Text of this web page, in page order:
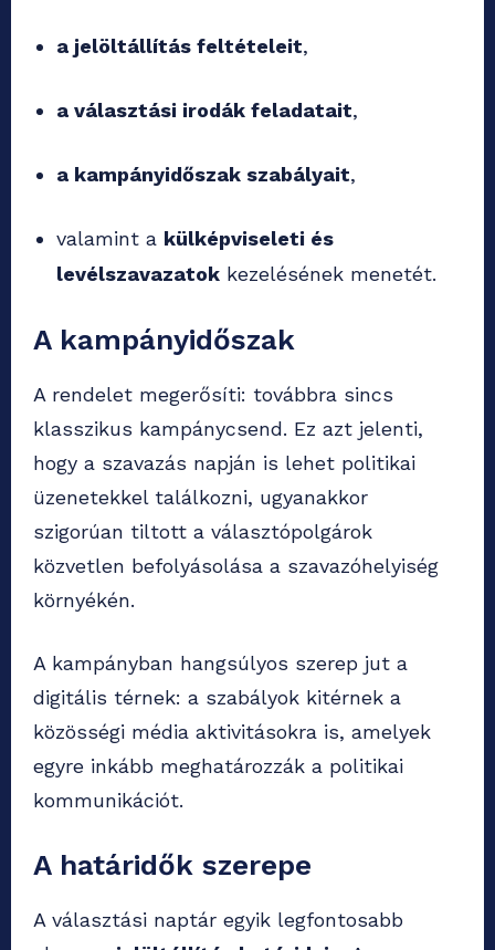
a jelöltállítás feltételeit,
a választási irodák feladatait,
a kampányidőszak szabályait,
valamint a külképviseleti és
levélszavazatok kezelésének menetét.
A kampányidőszak
A rendelet megerősíti: továbbra sincs
klasszikus kampánycsend. Ez azt jelenti,
hogy a szavazás napján is lehet politikai
üzenetekkel találkozni, ugyanakkor
szigorúan tiltott a választópolgárok
közvetlen befolyásolása a szavazóhelyiség
környékén.
A kampányban hangsúlyos szerep jut a
digitális térnek: a szabályok kitérnek a
közösségi média aktivitásokra is, amelyek
egyre inkább meghatározzák a politikai
kommunikációt.
A határidők szerepe
A választási naptár egyik legfontosabb